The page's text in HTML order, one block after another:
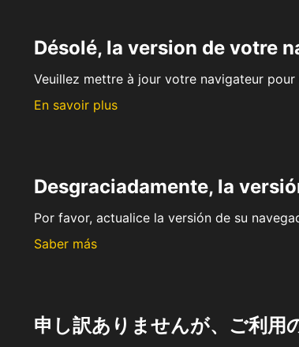
Désolé, la version de votre
Veuillez mettre à jour votre navigateur
En savoir plus
Desgraciadamente, la
Por favor, actualice la versión de su
Saber más
申し訳ありませんが、ご利用